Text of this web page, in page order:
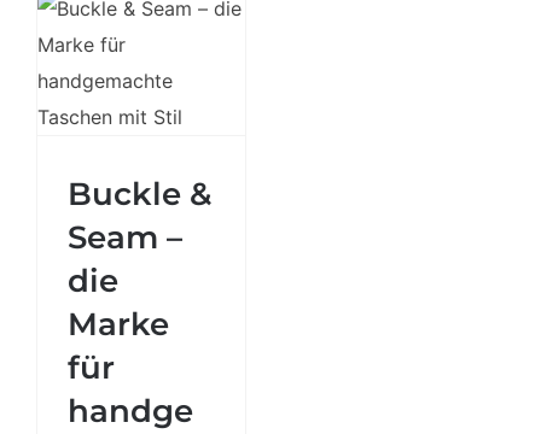
Seam – die
Marke für
Taschen mit
Stil
Buckle &
Seam –
die
Marke
für
handge